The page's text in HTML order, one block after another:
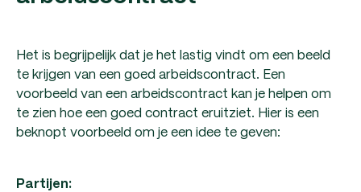
Het is begrijpelijk dat je het lastig vindt om een beeld
te krijgen van een goed arbeidscontract. Een
voorbeeld van een arbeidscontract kan je helpen om
te zien hoe een goed contract eruitziet. Hier is een
beknopt voorbeeld om je een idee te geven:
Partijen: